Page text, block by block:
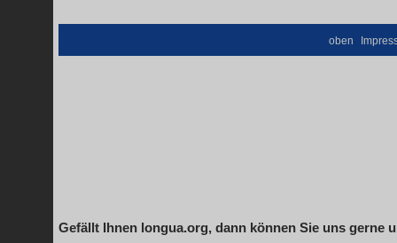
oben
Gefällt Ihnen longua.org, dann können Sie uns gerne